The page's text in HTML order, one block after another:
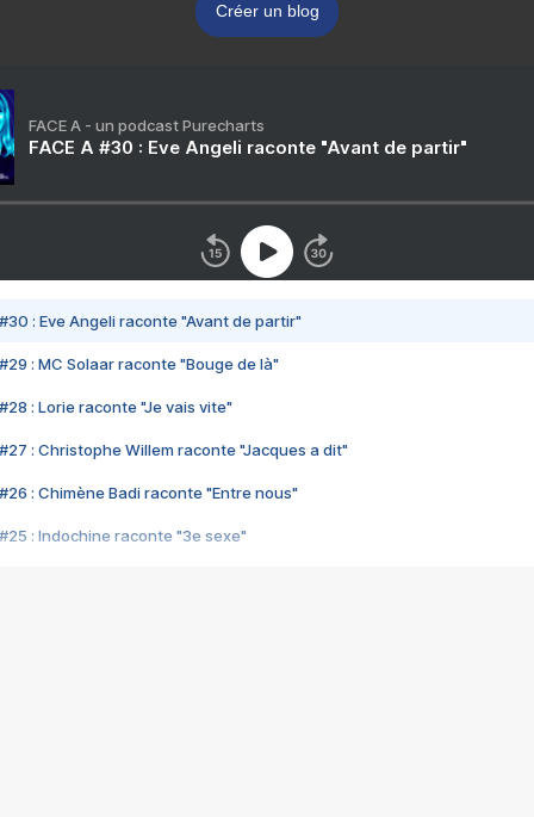
Créer un blog
FACE A - un podcast Purecharts
FACE A #30 : Eve Angeli raconte "Avant de partir"
#30 : Eve Angeli raconte "Avant de partir"
#29 : MC Solaar raconte "Bouge de là"
#28 : Lorie raconte "Je vais vite"
#27 : Christophe Willem raconte "Jacques a dit"
#26 : Chimène Badi raconte "Entre nous"
#25 : Indochine raconte "3e sexe"